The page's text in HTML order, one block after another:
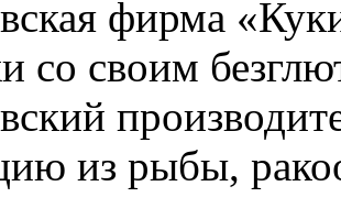
фирма
со своим
из рыбы,